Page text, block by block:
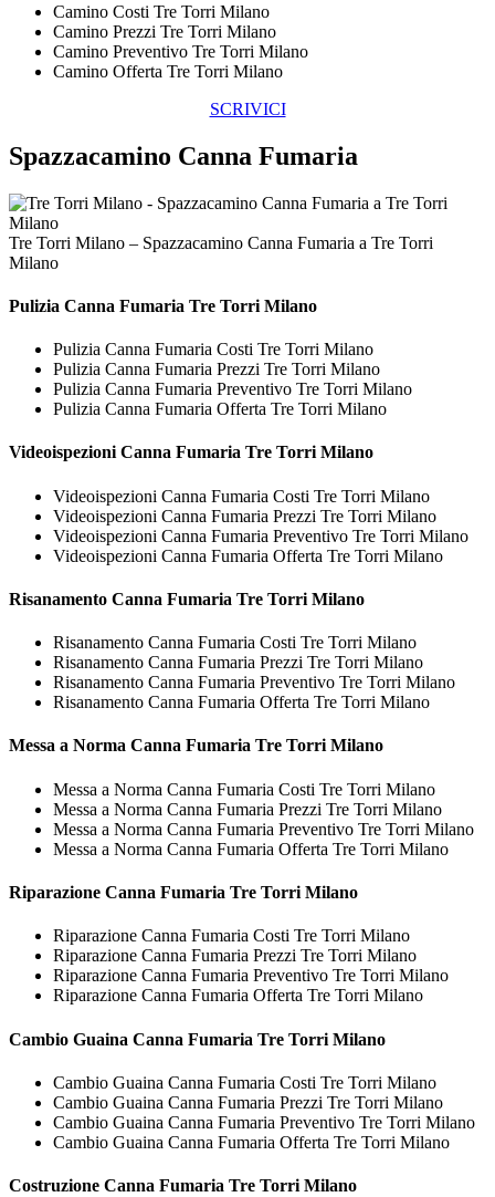
Camino Costi Tre Torri Milano
Camino Prezzi Tre Torri Milano
Camino Preventivo Tre Torri Milano
Camino Offerta Tre Torri Milano
SCRIVICI
Spazzacamino Canna Fumaria
Tre Torri Milano – Spazzacamino Canna Fumaria a Tre Torri
Milano
Pulizia Canna Fumaria Tre Torri Milano
Pulizia Canna Fumaria Costi Tre Torri Milano
Pulizia Canna Fumaria Prezzi Tre Torri Milano
Pulizia Canna Fumaria Preventivo Tre Torri Milano
Pulizia Canna Fumaria Offerta Tre Torri Milano
VideoispezioniCanna Fumaria Tre Torri Milano
Videoispezioni Canna Fumaria Costi Tre Torri Milano
Videoispezioni Canna Fumaria Prezzi Tre Torri Milano
Videoispezioni Canna Fumaria Preventivo Tre Torri Milano
Videoispezioni Canna Fumaria Offerta Tre Torri Milano
Risanamento Canna Fumaria Tre Torri Milano
Risanamento Canna Fumaria Costi Tre Torri Milano
Risanamento Canna Fumaria Prezzi Tre Torri Milano
Risanamento Canna Fumaria Preventivo Tre Torri Milano
Risanamento Canna Fumaria Offerta Tre Torri Milano
Messa a Norma Canna Fumaria Tre Torri Milano
Messa a Norma Canna Fumaria Costi Tre Torri Milano
Messa a Norma Canna Fumaria Prezzi Tre Torri Milano
Messa a Norma Canna Fumaria Preventivo Tre Torri Milano
Messa a Norma Canna Fumaria Offerta Tre Torri Milano
Riparazione Canna Fumaria Tre Torri Milano
Riparazione Canna Fumaria Costi Tre Torri Milano
Riparazione Canna Fumaria Prezzi Tre Torri Milano
Riparazione Canna Fumaria Preventivo Tre Torri Milano
Riparazione Canna Fumaria Offerta Tre Torri Milano
Cambio Guaina Canna Fumaria Tre Torri Milano
Cambio Guaina Canna Fumaria Costi Tre Torri Milano
Cambio Guaina Canna Fumaria Prezzi Tre Torri Milano
Cambio Guaina Canna Fumaria Preventivo Tre Torri Milano
Cambio Guaina Canna Fumaria Offerta Tre Torri Milano
Costruzione Canna Fumaria Tre Torri Milano